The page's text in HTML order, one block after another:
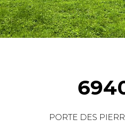
PORTE DES